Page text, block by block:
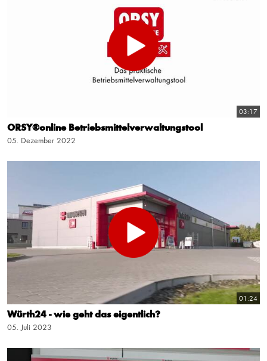
03:17
ORSY®online Betriebsmittelverwaltungstool
05. Dezember 2022
01:24
Würth24 - wie geht das eigentlich?
05. Juli 2023